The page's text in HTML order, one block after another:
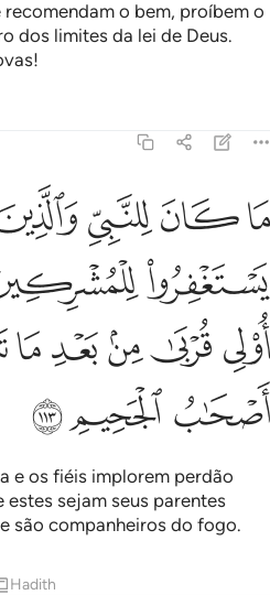
o bem, proíbem o
dos limites da lei de Deus.
ما كان للنبي والذين امنوا ان
مَا كَانَ لِلنَّبِىِّ وَٱلَّذِينَ
ﱓﱔﱕ
ﱙ
ﱝﱞﱟﱠﱡ
ﱥﱦﱧ
e os fiéis implorem perdão
sejam seus parentes
são companheiros do fogo.
Hadith